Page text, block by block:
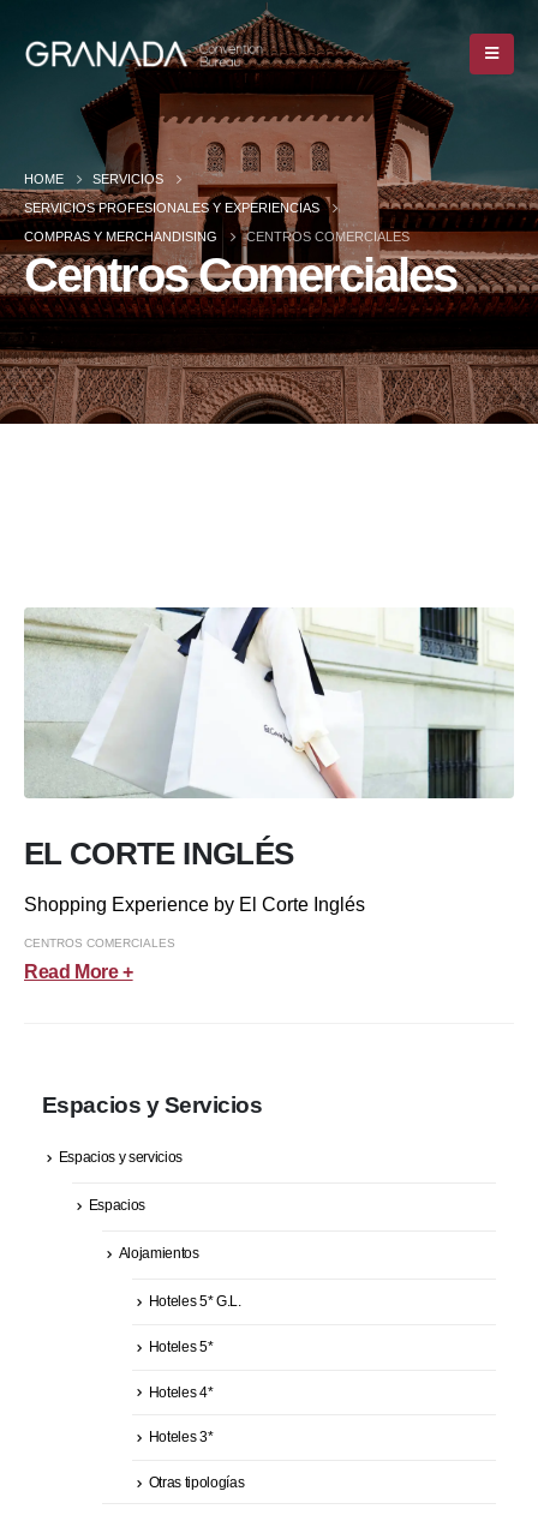
HOME
SERVICIOS
SERVICIOS PROFESIONALES Y EXPERIENCIAS
COMPRAS Y MERCHANDISING
CENTROS COMERCIALES
Centros Comerciales
EL CORTE INGLÉS
Shopping Experience by El Corte Inglés
CENTROS COMERCIALES
Read More +
Espacios y Servicios
Espacios y servicios
Espacios
Alojamientos
Hoteles 5* G.L.
Hoteles 5*
Hoteles 4*
Hoteles 3*
Otras tipologías